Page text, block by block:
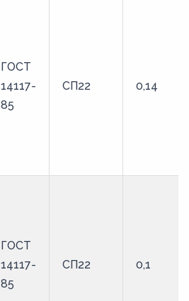
ГОСТ
14117-
85
СП22 0,14
ГОСТ
14117-
85
СП22 0,1